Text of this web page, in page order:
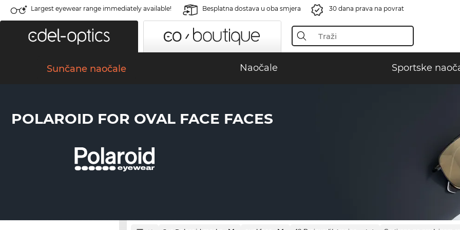
Largest eyewear range immediately available! Besplatna dostava u oba smjera 30 dana prava na povrat
Sunčane naočale Naočale Sportske
POLAROID FOR OVAL FACE FACES